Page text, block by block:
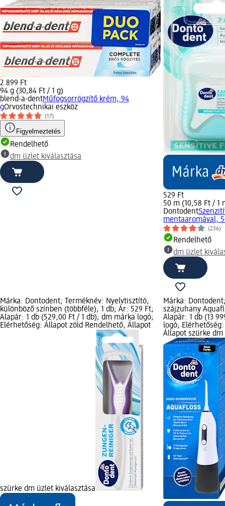
2 899 Ft
94 g (30,84 Ft / 1 g)
blend-a-dentMűfogsorrögzítő krém, 94
gOrvostechnikai eszköz
(17)
Figyelmeztetés
Rendelhető
dm üzlet kiválasztása
529 Ft
50 m (10,58 Ft / 1
Dontodent
mentaaromával,
(236)
Rendelhető
dm üzlet
Márka: Dontodent; Terméknév: Nyelvtisztító,
különböző színben (többféle), 1 db; Ár: 529 Ft;
Alapár: 1 db (529,00 Ft / 1 db); dm márka logó;
Elérhetőség: Állapot zöld Rendelhető, Állapot
szürke dm üzlet kiválasztása
Márka:
szájzuhany
Alapár: 1 db (13
logó;
Állapot szürke